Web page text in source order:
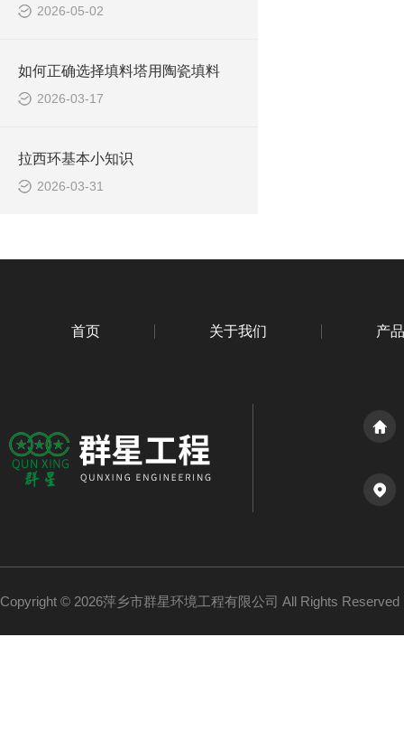
2026-05-02
如何正确选择填料塔用陶瓷填料
2026-03-17
拉西环基本小知识
2026-03-31
首页 关于我们 产
Copyright © 2026萍乡市群星环境工程有限公司 All Rights